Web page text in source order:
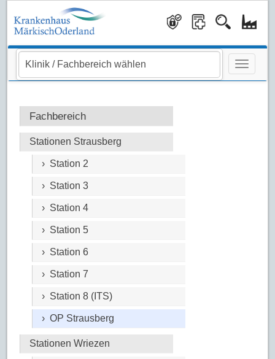
Fachbereich
Stationen Strausberg
› Station 2
› Station 3
› Station 4
› Station 5
› Station 6
› Station 7
› Station 8 (ITS)
› OP Strausberg
Stationen Wriezen